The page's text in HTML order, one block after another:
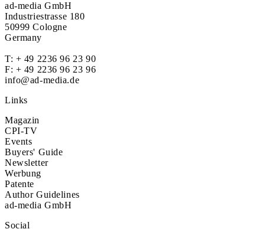
ad-media GmbH
Industriestrasse 180
50999 Cologne
Germany
T: + 49 2236 96 23 90
F: + 49 2236 96 23 96
info@ad-media.de
Links
Magazin
CPI-TV
Events
Buyers' Guide
Newsletter
Werbung
Patente
Author Guidelines
ad-media GmbH
Social